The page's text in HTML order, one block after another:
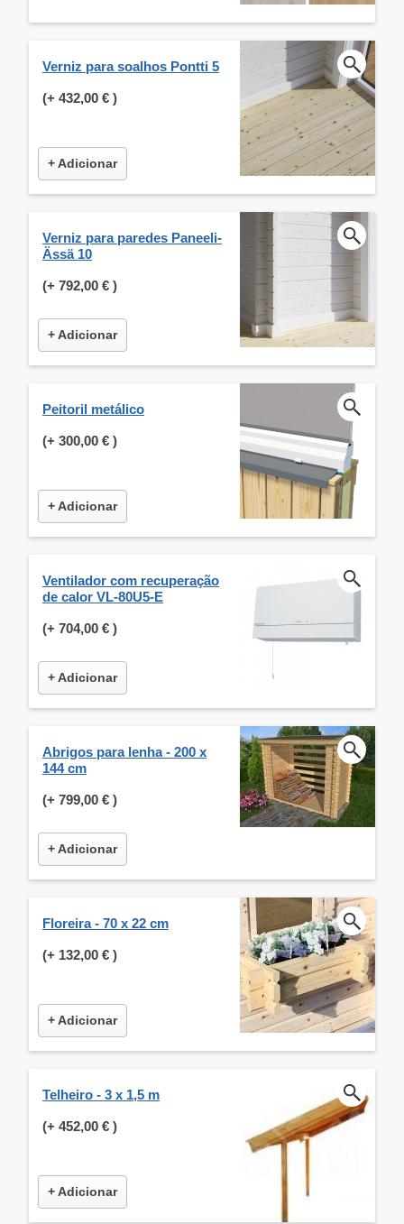
Verniz para soalhos Pontti 5
(+ 432,00 € )
+ Adicionar
Verniz para paredes Paneeli-
Ässä 10
(+ 792,00 € )
+ Adicionar
Peitoril metálico
(+ 300,00 € )
+ Adicionar
Ventilador com recuperação
de calor VL-80U5-E
(+ 704,00 € )
+ Adicionar
Abrigos para lenha - 200 x
144 cm
(+ 799,00 € )
+ Adicionar
Floreira - 70 x 22 cm
(+ 132,00 € )
+ Adicionar
Telheiro - 3 x 1,5 m
(+ 452,00 € )
+ Adicionar